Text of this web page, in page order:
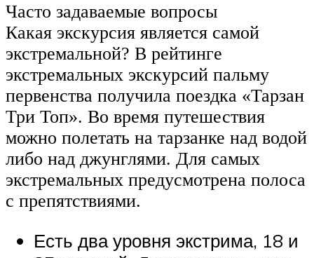
Часто задаваемые вопросы
Какая экскурсия является самой
экстремальной? В рейтинге
экстремальных экскурсий пальму
первенства получила поездка «Тарзан
Три Топ». Во время путешествия
можно полетать на тарзанке над водой
либо над джунглями. Для самых
экстремальных предусмотрена полоса
с препятствиями.
Есть два уровня экстрима, 18 и